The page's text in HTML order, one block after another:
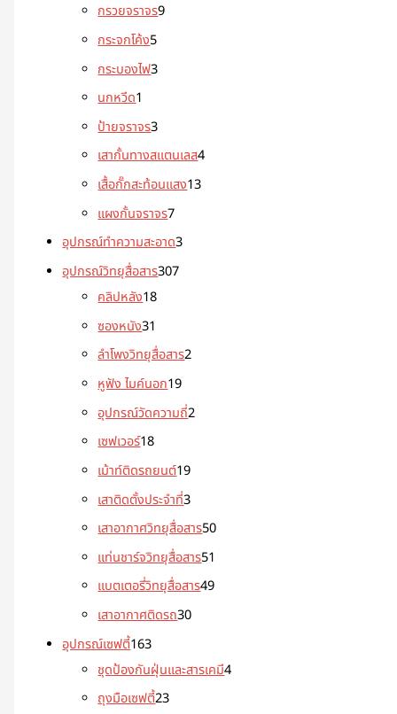
กรวยจราจร9
กระจกโค้ง5
กระบองไฟ3
นกหวีด1
ป้ายจราจร3
เสากั้นทางสแตนเลส4
เสื้อกั๊กสะท้อนแสง13
แผงกั้นจราจร7
อุปกรณ์ทำความสะอาด3
อุปกรณ์วิทยุสื่อสาร307
คลิปหลัง18
ซองหนัง31
ลำโพงวิทยุสื่อสาร2
หูฟัง ไมค์นอก19
อุปกรณ์วัดความถี่2
เซฟเวอร์18
เม้าท์ติดรถยนต์19
เสาติดตั้งประจำที่3
เสาอากาศวิทยุสื่อสาร50
แท่นชาร์จวิทยุสื่อสาร51
แบตเตอรี่วิทยุสื่อสาร49
เสาอากาศติดรถ30
อุปกรณ์เซฟตี้163
ชุดป้องกันฝุ่นและสารเคมี4
ถุงมือเซฟตี้23